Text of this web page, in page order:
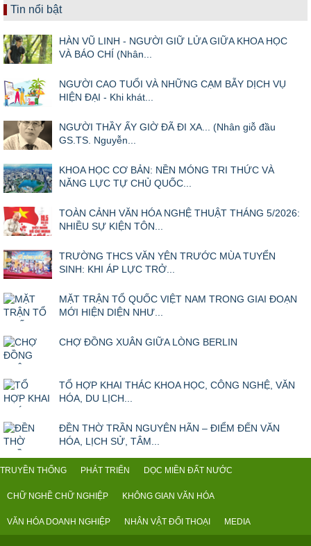
Tin nổi bật
HÀN VŨ LINH - NGƯỜI GIỮ LỬA GIỮA KHOA HỌC
VÀ BÁO CHÍ (Nhân...
NGƯỜI CAO TUỔI VÀ NHỮNG CẠM BẪY DỊCH VỤ
HIỆN ĐẠI - Khi khát...
NGƯỜI THẦY ẤY GIỜ ĐÃ ĐI XA... (Nhân giỗ đầu
GS.TS. Nguyễn...
KHOA HỌC CƠ BẢN: NỀN MÓNG TRI THỨC VÀ
NĂNG LỰC TỰ CHỦ QUỐC...
TOÀN CẢNH VĂN HÓA NGHỆ THUẬT THÁNG 5/2026:
NHIỀU SỰ KIỆN TÔN...
TRƯỜNG THCS VĂN YÊN TRƯỚC MÙA TUYỂN
SINH: KHI ÁP LỰC TRỞ...
MẶT TRẬN TỔ QUỐC VIỆT NAM TRONG GIAI ĐOẠN
MỚI HIỆN DIỆN NHƯ...
CHỢ ĐỒNG XUÂN GIỮA LÒNG BERLIN
TỔ HỢP KHAI THÁC KHOA HỌC, CÔNG NGHỆ, VĂN
HÓA, DU LỊCH...
ĐỀN THỜ TRẦN NGUYÊN HÃN – ĐIỂM ĐẾN VĂN
HÓA, LỊCH SỬ, TÂM...
TRUYỀN THỐNG PHÁT TRIỂN DỌC MIỀN ĐẤT NƯỚC
CHỮ NGHỀ CHỮ NGHIỆP KHÔNG GIAN VĂN HÓA
VĂN HÓA DOANH NGHIỆP NHÂN VẬT ĐỐI THOẠI MEDIA